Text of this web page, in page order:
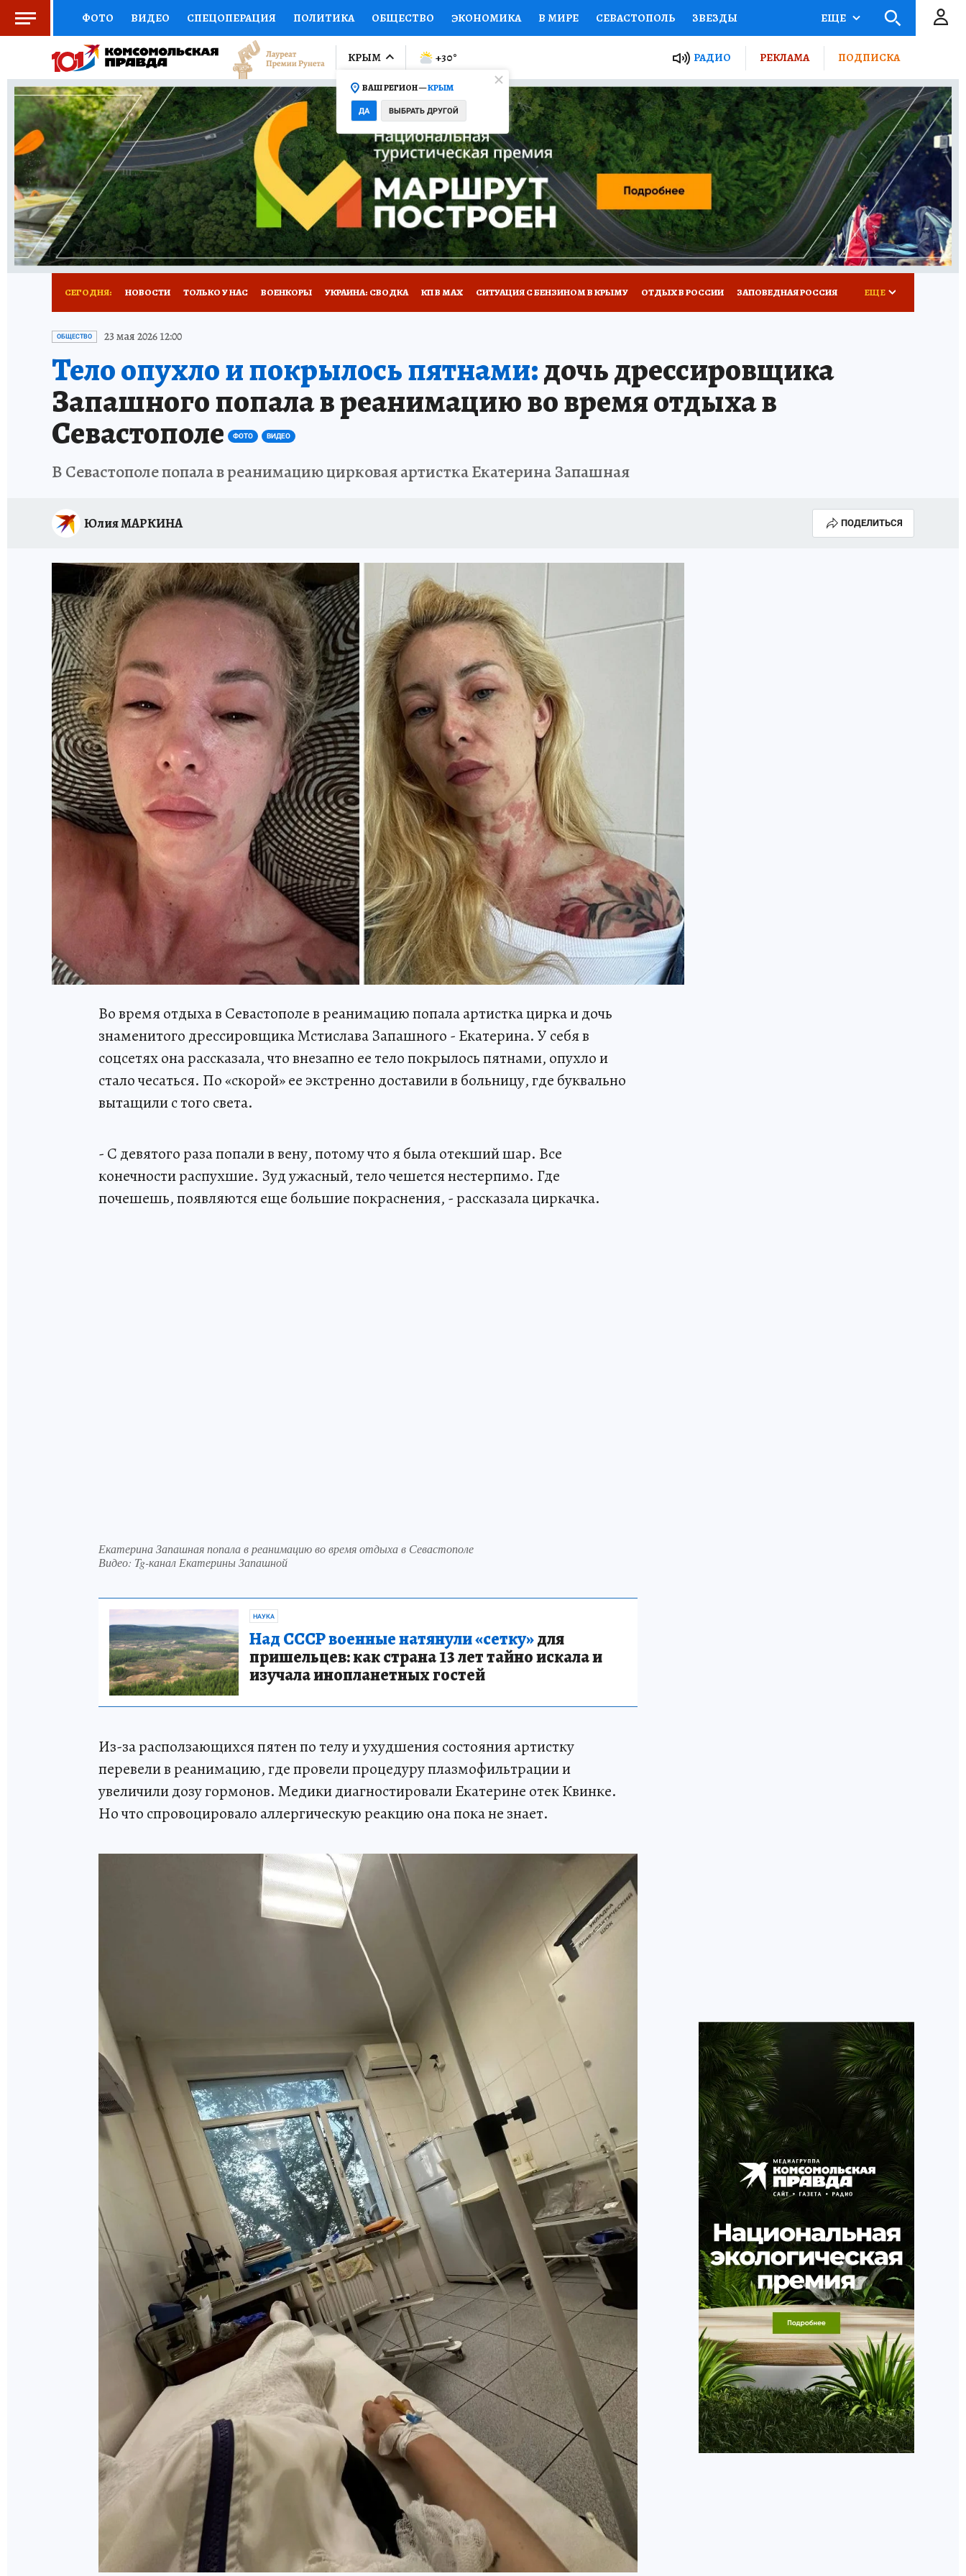
ФОТО ВИДЕО СПЕЦОПЕРАЦИЯ ПОЛИТИКА ОБЩЕСТВО ЭКОНОМИКА В МИРЕ СЕВАСТОПОЛЬ ЗВЕЗДЫ
ЗДОРОВЬЕ СОЦПОДДЕРЖКА НАУКА СПОРТ КОЛУМНИСТЫ НАЦИОНАЛЬНЫЕ ПРОЕКТЫ РОССИИ
ВЫБОР ЭКСПЕРТОВ ДОКТОР ФИНАНСЫ ОТКРЫВАЕМ МИР СЕМЬЯ ЖЕНСКИЕ СЕКРЕТЫ ПУТЕВОДИТЕЛЬ
КНИЖНАЯ ПОЛКА ПРОГНОЗЫ НА СПОРТ ПРОМОКОДЫ СЕРИАЛЫ СПЕЦПРОЕКТЫ ДЕФИЦИТ ЖЕЛЕЗА ТУРИЗМ
ПРЕСС-ЦЕНТР НЕДВИЖИМОСТЬ ТЕЛЕВИЗОР КОНКУРСЫ РАБОТА У НАС ГИД ПОТРЕБИТЕЛЯ ВСЕ О КП РАДИО КП
КОЛЛЕКЦИИ РЕКЛАМА ТЕСТЫ НОВОЕ НА САЙТЕ
ЕЩЕ
КРЫМ
ВАШ РЕГИОН —КРЫМ
ДА ВЫБРАТЬ ДРУГОЙ
+30° РАДИО РЕКЛАМА ПОДПИСКА
СЕГОДНЯ: НОВОСТИ ТОЛЬКО У НАС ВОЕНКОРЫ УКРАИНА: СВОДКА КП В МАХ СИТУАЦИЯ С БЕНЗИНОМ В КРЫМУ ОТДЫХ В РОССИИ ЗАПОВЕДНАЯ РОССИЯ
СИТУАЦИЯ С МАЗУТОМ В КРЫМУ
ЕЩЕ
ОБЩЕСТВО 23 мая 2026 12:00
Тело опухло и покрылось пятнами:дочь дрессировщика
Запашного попала в реанимацию во время отдыха в
Севастополе ФОТО ВИДЕО
В Севастополе попала в реанимацию цирковая артистка Екатерина Запашная
Юлия МАРКИНА ПОДЕЛИТЬСЯ
Во время отдыха в Севастополе в реанимацию попала артистка цирка и дочь
знаменитого дрессировщика Мстислава Запашного - Екатерина. У себя в
соцсетях она рассказала, что внезапно ее тело покрылось пятнами, опухло и
стало чесаться. По «скорой» ее экстренно доставили в больницу, где буквально
вытащили с того света.
- С девятого раза попали в вену, потому что я была отекший шар. Все
конечности распухшие. Зуд ужасный, тело чешется нестерпимо. Где
почешешь, появляются еще большие покраснения, - рассказала циркачка.
Екатерина Запашная попала в реанимацию во время отдыха в Севастополе
Видео: Tg-канал Екатерины Запашной
НАУКА
Над СССР военные натянули «сетку»для
пришельцев: как страна 13 лет тайно искала и
изучала инопланетных гостей
Из-за расползающихся пятен по телу и ухудшения состояния артистку
перевели в реанимацию, где провели процедуру плазмофильтрации и
увеличили дозу гормонов. Медики диагностировали Екатерине отек Квинке.
Но что спровоцировало аллергическую реакцию она пока не знает.